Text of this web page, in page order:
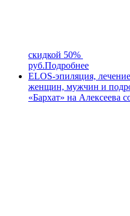
скидкой 50%
руб.Подробнее
ELOS-эпиляция,
женщин, мужчин и
«Бархат» на Алексеева